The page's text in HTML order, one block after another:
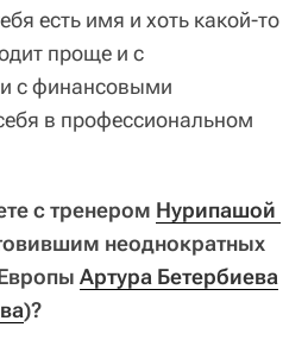
есть имя и хоть какой-то
проще и с
с финансовыми
в профессиональном
с тренером Нурипашой
неоднократных
Артура Бетербиева
)?